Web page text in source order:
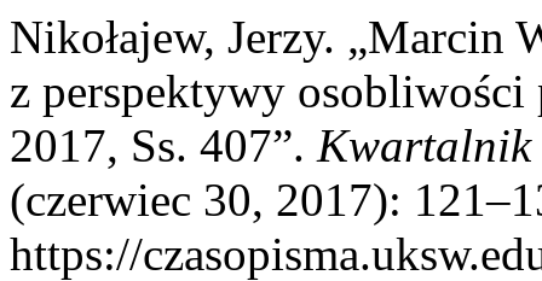
Nikołajew, Jerzy. „Marcin
z perspektywy
2017, Ss. 407”. Kwartalnik
(czerwiec 30, 2017):
https://